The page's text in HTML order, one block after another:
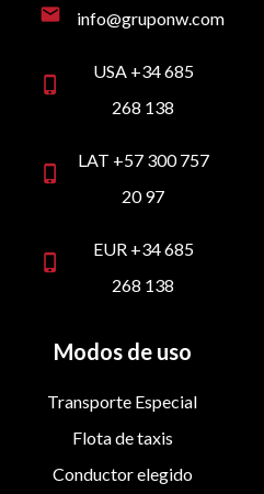
mail info@gruponw.com
phone_iphone
USA +34 685
268 138
phone_iphone
LAT +57 300 757
20 97
phone_iphone
EUR +34 685
268 138
Modos de uso
Transporte Especial
Flota de taxis
Conductor elegido